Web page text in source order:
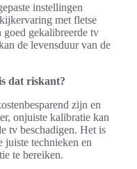
instellingen
met fletse
gekalibreerde tv
de levensduur van de
dat riskant?
zijn en
onjuiste kalibratie kan
tv beschadigen. Het is
technieken en
te bereiken.